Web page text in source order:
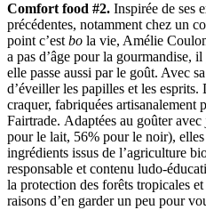
Comfort food #2. Inspirée de ses
précédentes, notamment chez un
point c’est bo la vie, Amélie
a pas d’âge pour la gourmandise,
elle passe aussi par le goût. Avec
d’éveiller les papilles et les esprits.
craquer, fabriquées artisanalement
Fairtrade. Adaptées au goûter
pour le lait, 56% pour le noir),
ingrédients issus de l’agriculture
responsable et contenu ludo-
la protection des forêts tropicales
raisons d’en garder un peu pour